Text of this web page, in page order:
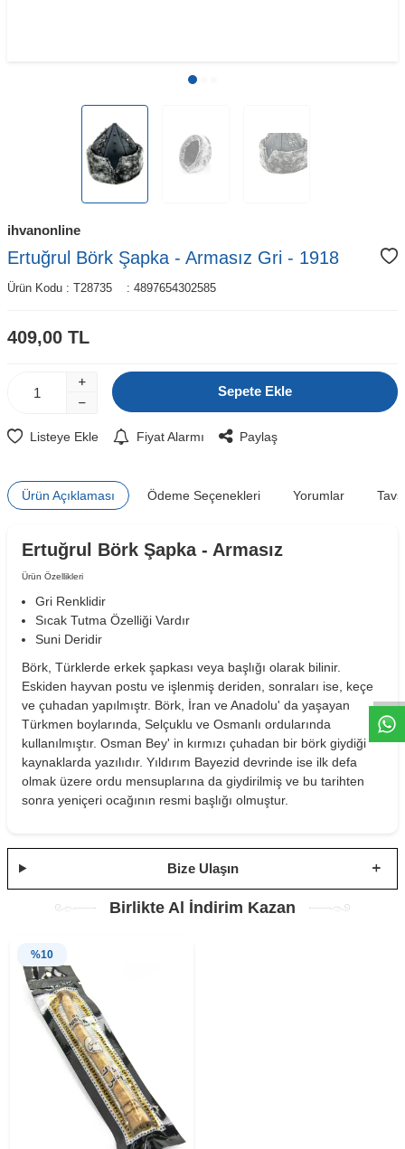
ihvanonline
Ertuğrul Börk Şapka - Armasız Gri - 1918
Ürün Kodu : T28735 : 4897654302585
409,00 TL
Sepete Ekle
Listeye Ekle Fiyat Alarmı Paylaş
Ürün Açıklaması Ödeme Seçenekleri Yorumlar
Ertuğrul Börk Şapka - Armasız
Ürün Özellikleri
Gri Renklidir
Sıcak Tutma Özelliği Vardır
Suni Deridir
Börk, Türklerde erkek şapkası veya başlığı olarak bilinir.
Eskiden hayvan postu ve işlenmiş deriden, sonraları ise, keçe
ve çuhadan yapılmıştr. Börk, İran ve Anadolu' da yaşayan
Türkmen boylarında, Selçuklu ve Osmanlı ordularında
kullanılmıştır. Osman Bey' in kırmızı çuhadan bir börk giydiği
kaynaklarda yazılıdır. Yıldırım Bayezid devrinde ise ilk defa
olmak üzere ordu mensuplarına da giydirilmiş ve bu tarihten
sonra yeniçeri ocağının resmi başlığı olmuştur.
Bize Ulaşın
Birlikte Al İndirim Kazan
%10